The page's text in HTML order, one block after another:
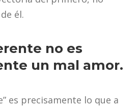
él.
no es
un mal amor.
es precisamente lo que a